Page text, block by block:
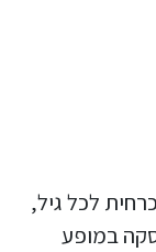
לכל גיל,
הפסקה במופע